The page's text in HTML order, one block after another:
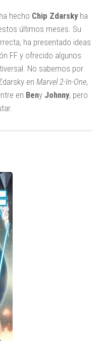
hecho Chip Zdarsky ha
últimos meses. Su
ha presentado ideas
FF y ofrecido algunos
No sabemos por
en Marvel 2-In-One,
en Beny Johnny, pero